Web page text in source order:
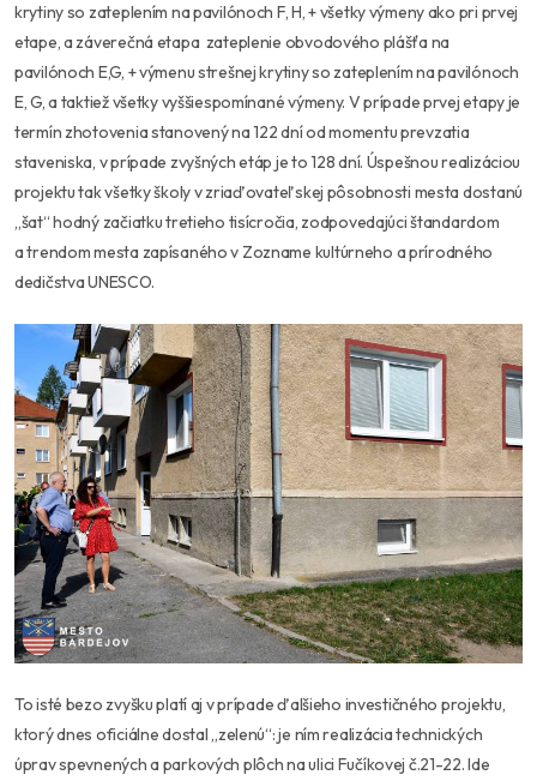
krytiny so zateplením na pavilónoch F, H, + všetky výmeny ako pri prvej
etape, a záverečná etapa zateplenie obvodového plášťa na
pavilónoch E,G, + výmenu strešnej krytiny so zateplením na pavilónoch
E, G, a taktiež všetky vyššiespomínané výmeny. V prípade prvej etapy je
termín zhotovenia stanovený na 122 dní od momentu prevzatia
staveniska, v prípade zvyšných etáp je to 128 dní. Úspešnou realizáciou
projektu tak všetky školy v zriaďovateľskej pôsobnosti mesta dostanú
„šat“ hodný začiatku tretieho tisícročia, zodpovedajúci štandardom
a trendom mesta zapísaného v Zozname kultúrneho a prírodného
dedičstva UNESCO.
To isté bezo zvyšku platí aj v prípade ďalšieho investičného projektu,
ktorý dnes oficiálne dostal „zelenú“: je ním realizácia technických
úprav spevnených a parkových plôch na ulici Fučíkovej č.21-22. Ide